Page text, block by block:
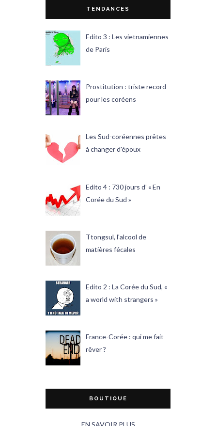
TENDANCES
Edito 3 : Les vietnamiennes
de Paris
Prostitution : triste record
pour les coréens
Les Sud-coréennes prêtes
à changer d'époux
Edito 4 : 730 jours d’ « En
Corée du Sud »
Ttongsul, l'alcool de
matières fécales
Edito 2 : La Corée du Sud, «
a world with strangers »
France-Corée : qui me fait
rêver ?
BOUTIQUE
EN SAVOIR PLUS